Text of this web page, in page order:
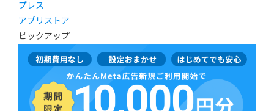
プレス
アプリストア
ピックアップ